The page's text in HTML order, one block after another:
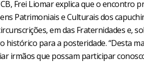
Frei Liomar explica que o
Patrimoniais e Culturais dos
em das Fraternidades e,
histórico para a posteridade. “Desta
irmãos que possam participar